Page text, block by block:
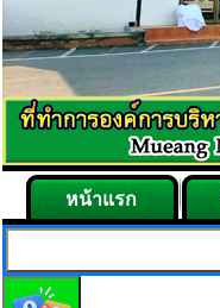
หน้าแรก